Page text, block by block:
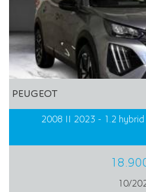
PEUGEOT
2008 II 2023 - 1.2
10/